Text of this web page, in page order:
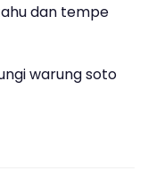
dan tempe
warung soto